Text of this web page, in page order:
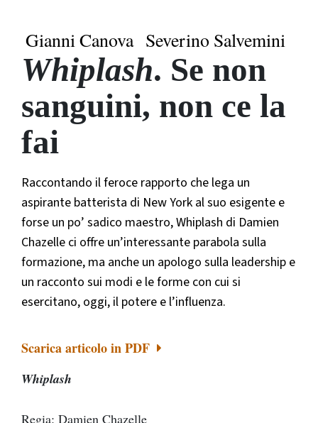
Gianni Canova Severino Salvemini
Whiplash. Se non
sanguini, non ce la
fai
Raccontando il feroce rapporto che lega un
aspirante batterista di New York al suo esigente e
forse un po’ sadico maestro, Whiplash di Damien
Chazelle ci offre un’interessante parabola sulla
formazione, ma anche un apologo sulla leadership e
un racconto sui modi e le forme con cui si
esercitano, oggi, il potere e l’influenza.
Scarica articolo in PDF
Whiplash
Regia: Damien Chazelle